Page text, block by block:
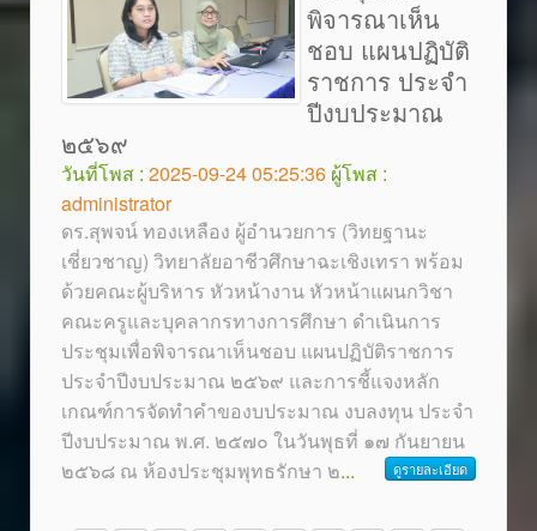
พิจารณาเห็น
ชอบ แผนปฏิบัติ
ราชการ ประจำ
ปีงบประมาณ
๒๕๖๙
วันที่โพส : 2025-09-24 05:25:36 ผู้โพส :
administrator
ดร.สุพจน์ ทองเหลือง ผู้อำนวยการ (วิทยฐานะ
เชี่ยวชาญ) วิทยาลัยอาชีวศึกษาฉะเชิงเทรา พร้อม
ด้วยคณะผู้บริหาร หัวหน้างาน หัวหน้าแผนกวิชา
คณะครูและบุคลากรทางการศึกษา ดำเนินการ
ประชุมเพื่อพิจารณาเห็นชอบ แผนปฏิบัติราชการ
ประจำปีงบประมาณ ๒๕๖๙ และการชี้แจงหลัก
เกณฑ์การจัดทำคำของบประมาณ งบลงทุน ประจำ
ปีงบประมาณ พ.ศ. ๒๕๗๐ ในวันพุธที่ ๑๗ กันยายน
๒๕๖๘ ณ ห้องประชุมพุทธรักษา ๒... ดูรายละเอียด